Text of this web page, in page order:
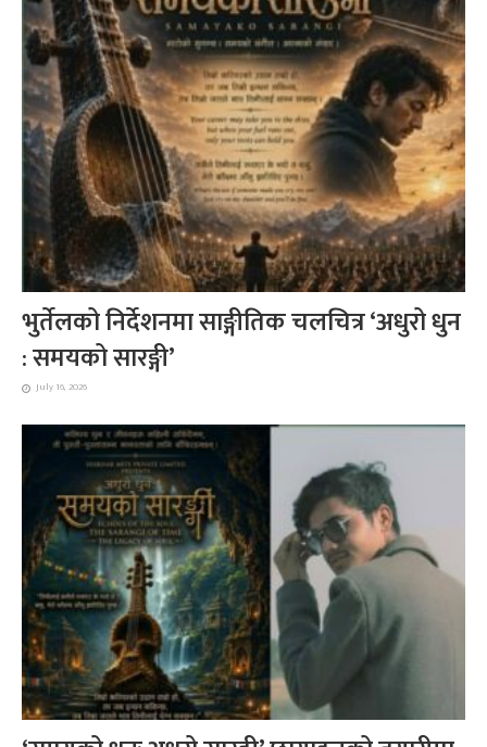
भुर्तेलको निर्देशनमा साङ्गीतिक चलचित्र ‘अधुरो धुन
: समयको सारङ्गी’
July 16, 2026